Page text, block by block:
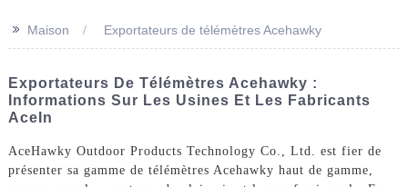
>> Maison Exportateurs de télémètres Acehawky
Exportateurs De Télémètres Acehawky :
Informations Sur Les Usines Et Les Fabricants
AceIn
AceHawky Outdoor Products Technology Co., Ltd. est fier de
présenter sa gamme de télémètres Acehawky haut de gamme,